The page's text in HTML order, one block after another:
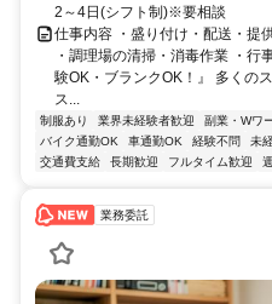
2～4日(シフト制)※要相談
仕事内容 ・盛り付け・配送・提
・調理場の清掃・消毒作業 ・行
験OK・ブランクOK！』 多くの
ス...
制服あり 業界未経験者歓迎 副業・Wワ
バイク通勤OK
車通勤OK 経験不問 未
交通費支給
長期歓迎 フルタイム歓迎
業務委託